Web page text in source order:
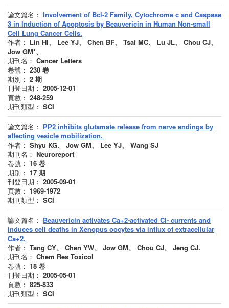
論文篇名： Involvement of Bcl-2 Family, Cytochrome c and Caspase
3 in Induction of Apoptosis by Beauvericin in Human Non-small
Cell Lung Cancer Cells.
作者： Lin HI、 Lee YJ、 Chen BF、 Tsai MC、 Lu JL、 Chou CJ、
Jow GM*、
期刊名： Cancer Letters
卷號： 230 卷
期別： 2 期
刊登日期： 2005-12-01
頁數： 248-259
期刊類型： SCI
論文篇名： PP2 inhibits glutamate release from nerve endings by
affecting vesicle mobilization.
作者： Shyu KG、 Jow GM、 Lee YJ、 Wang SJ
期刊名： Neuroreport
卷號： 16 卷
期別： 17 期
刊登日期： 2005-09-01
頁數： 1969-1972
期刊類型： SCI
論文篇名： Beauvericin activates Ca+2-activated Cl- currents and
induces cell deaths in Xenopus oocytes via influx of extracellular
Ca+2.
作者： Tang CY、 Chen YW、 Jow GM、 Chou CJ、 Jeng CJ.
期刊名： Chem Res Toxicol
卷號： 18 卷
刊登日期： 2005-05-01
頁數： 825-833
期刊類型： SCI